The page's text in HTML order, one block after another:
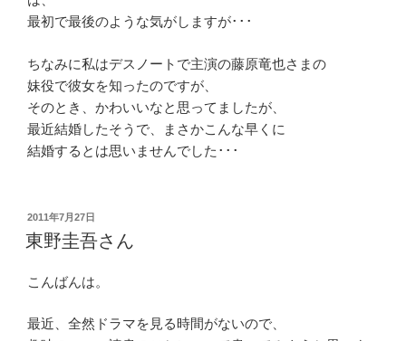
最初で最後のような気がしますが･･･
ちなみに私はデスノートで主演の藤原竜也さまの
妹役で彼女を知ったのですが、
そのとき、かわいいなと思ってましたが、
最近結婚したそうで、まさかこんな早くに
結婚するとは思いませんでした･･･
投
稿
日:
2011年7月27日
東野圭吾さん
こんばんは。
最近、全然ドラマを見る時間がないので、